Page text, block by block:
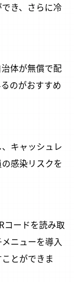
き、さらに冷
体が無償で配
のがおすすめ
キャッシュレ
感染リスクを
コードを読み取
ニューを導入
とができま